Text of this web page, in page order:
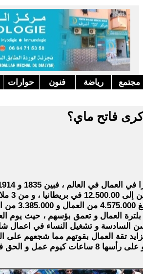
مجتمع رياضة فنون حوارات
فاتح ماي؟
7 ملايين في
4.500.000 في روسيا ،
سن السادسة و تشغيل النساء في اعمال
تقة العمال بقوتهم مما شجعهم على
النضال بمختلف الاشكال من اجل مطالبهم و على رأسها 8